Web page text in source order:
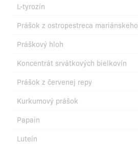
L-tyrozín
Prášok z ostropestreca mariánskeho
Práškový hloh
Koncentrát srvátkových bielkovín
Prášok z červenej repy
Kurkumový prášok
Papain
Luteín